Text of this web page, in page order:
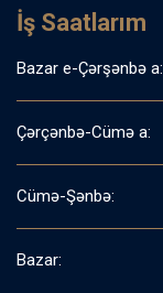
İş Saatlarım
Bazar e-Çərşənbə a:
Çərçənbə-Cümə a:
Cümə-Şənbə:
Bazar: